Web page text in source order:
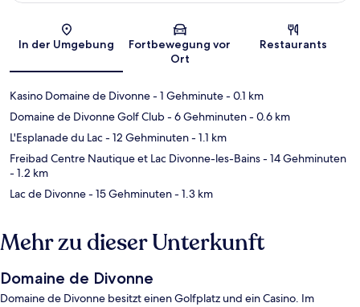
Karte
In der Umgebung
Fortbewegung vor
Ort
Restaurants
Kasino Domaine de Divonne- 1 Gehminute- 0.1 km
Domaine de Divonne Golf Club- 6 Gehminuten- 0.6 km
L'Esplanade du Lac- 12 Gehminuten- 1.1 km
Freibad Centre Nautique et Lac Divonne-les-Bains- 14 Gehminuten
- 1.2 km
Lac de Divonne- 15 Gehminuten- 1.3 km
Mehr zu dieser Unterkunft
Domaine de Divonne
Domaine de Divonne besitzt einen Golfplatz und ein Casino. Im